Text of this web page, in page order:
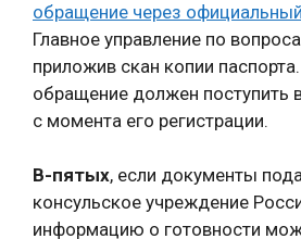
обращение через
Главное управление по
приложив скан копии
обращение должен поступить
с момента его регистрации.
В-пятых, если документы
консульское учреждение
информацию о готовности